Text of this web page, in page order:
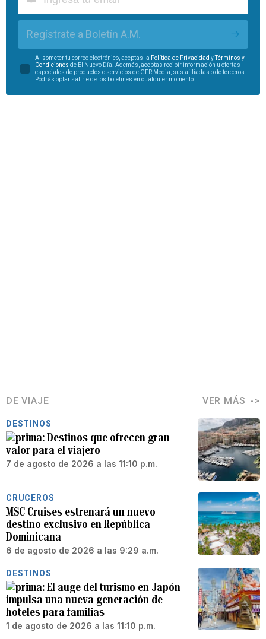
Regístrate a Boletín A.M.
Al someter tu correo electrónico, aceptas la Política de Privacidad yTérminos y
Condiciones de El Nuevo Día. Además, aceptas recibir información u ofertas
especiales de productos o servicios de GFR Media, sus afiliadas o de terceros.
Podrás optar salirte de los boletines en cualquier momento.
DE VIAJE VER MÁS
DESTINOS
Destinos que ofrecen gran
valor para el viajero
7 de agosto de 2026 a las 11:10 p.m.
CRUCEROS
MSC Cruises estrenará un nuevo
destino exclusivo en República
Dominicana
6 de agosto de 2026 a las 9:29 a.m.
DESTINOS
El auge del turismo en Japón
impulsa una nueva generación de
hoteles para familias
1 de agosto de 2026 a las 11:10 p.m.